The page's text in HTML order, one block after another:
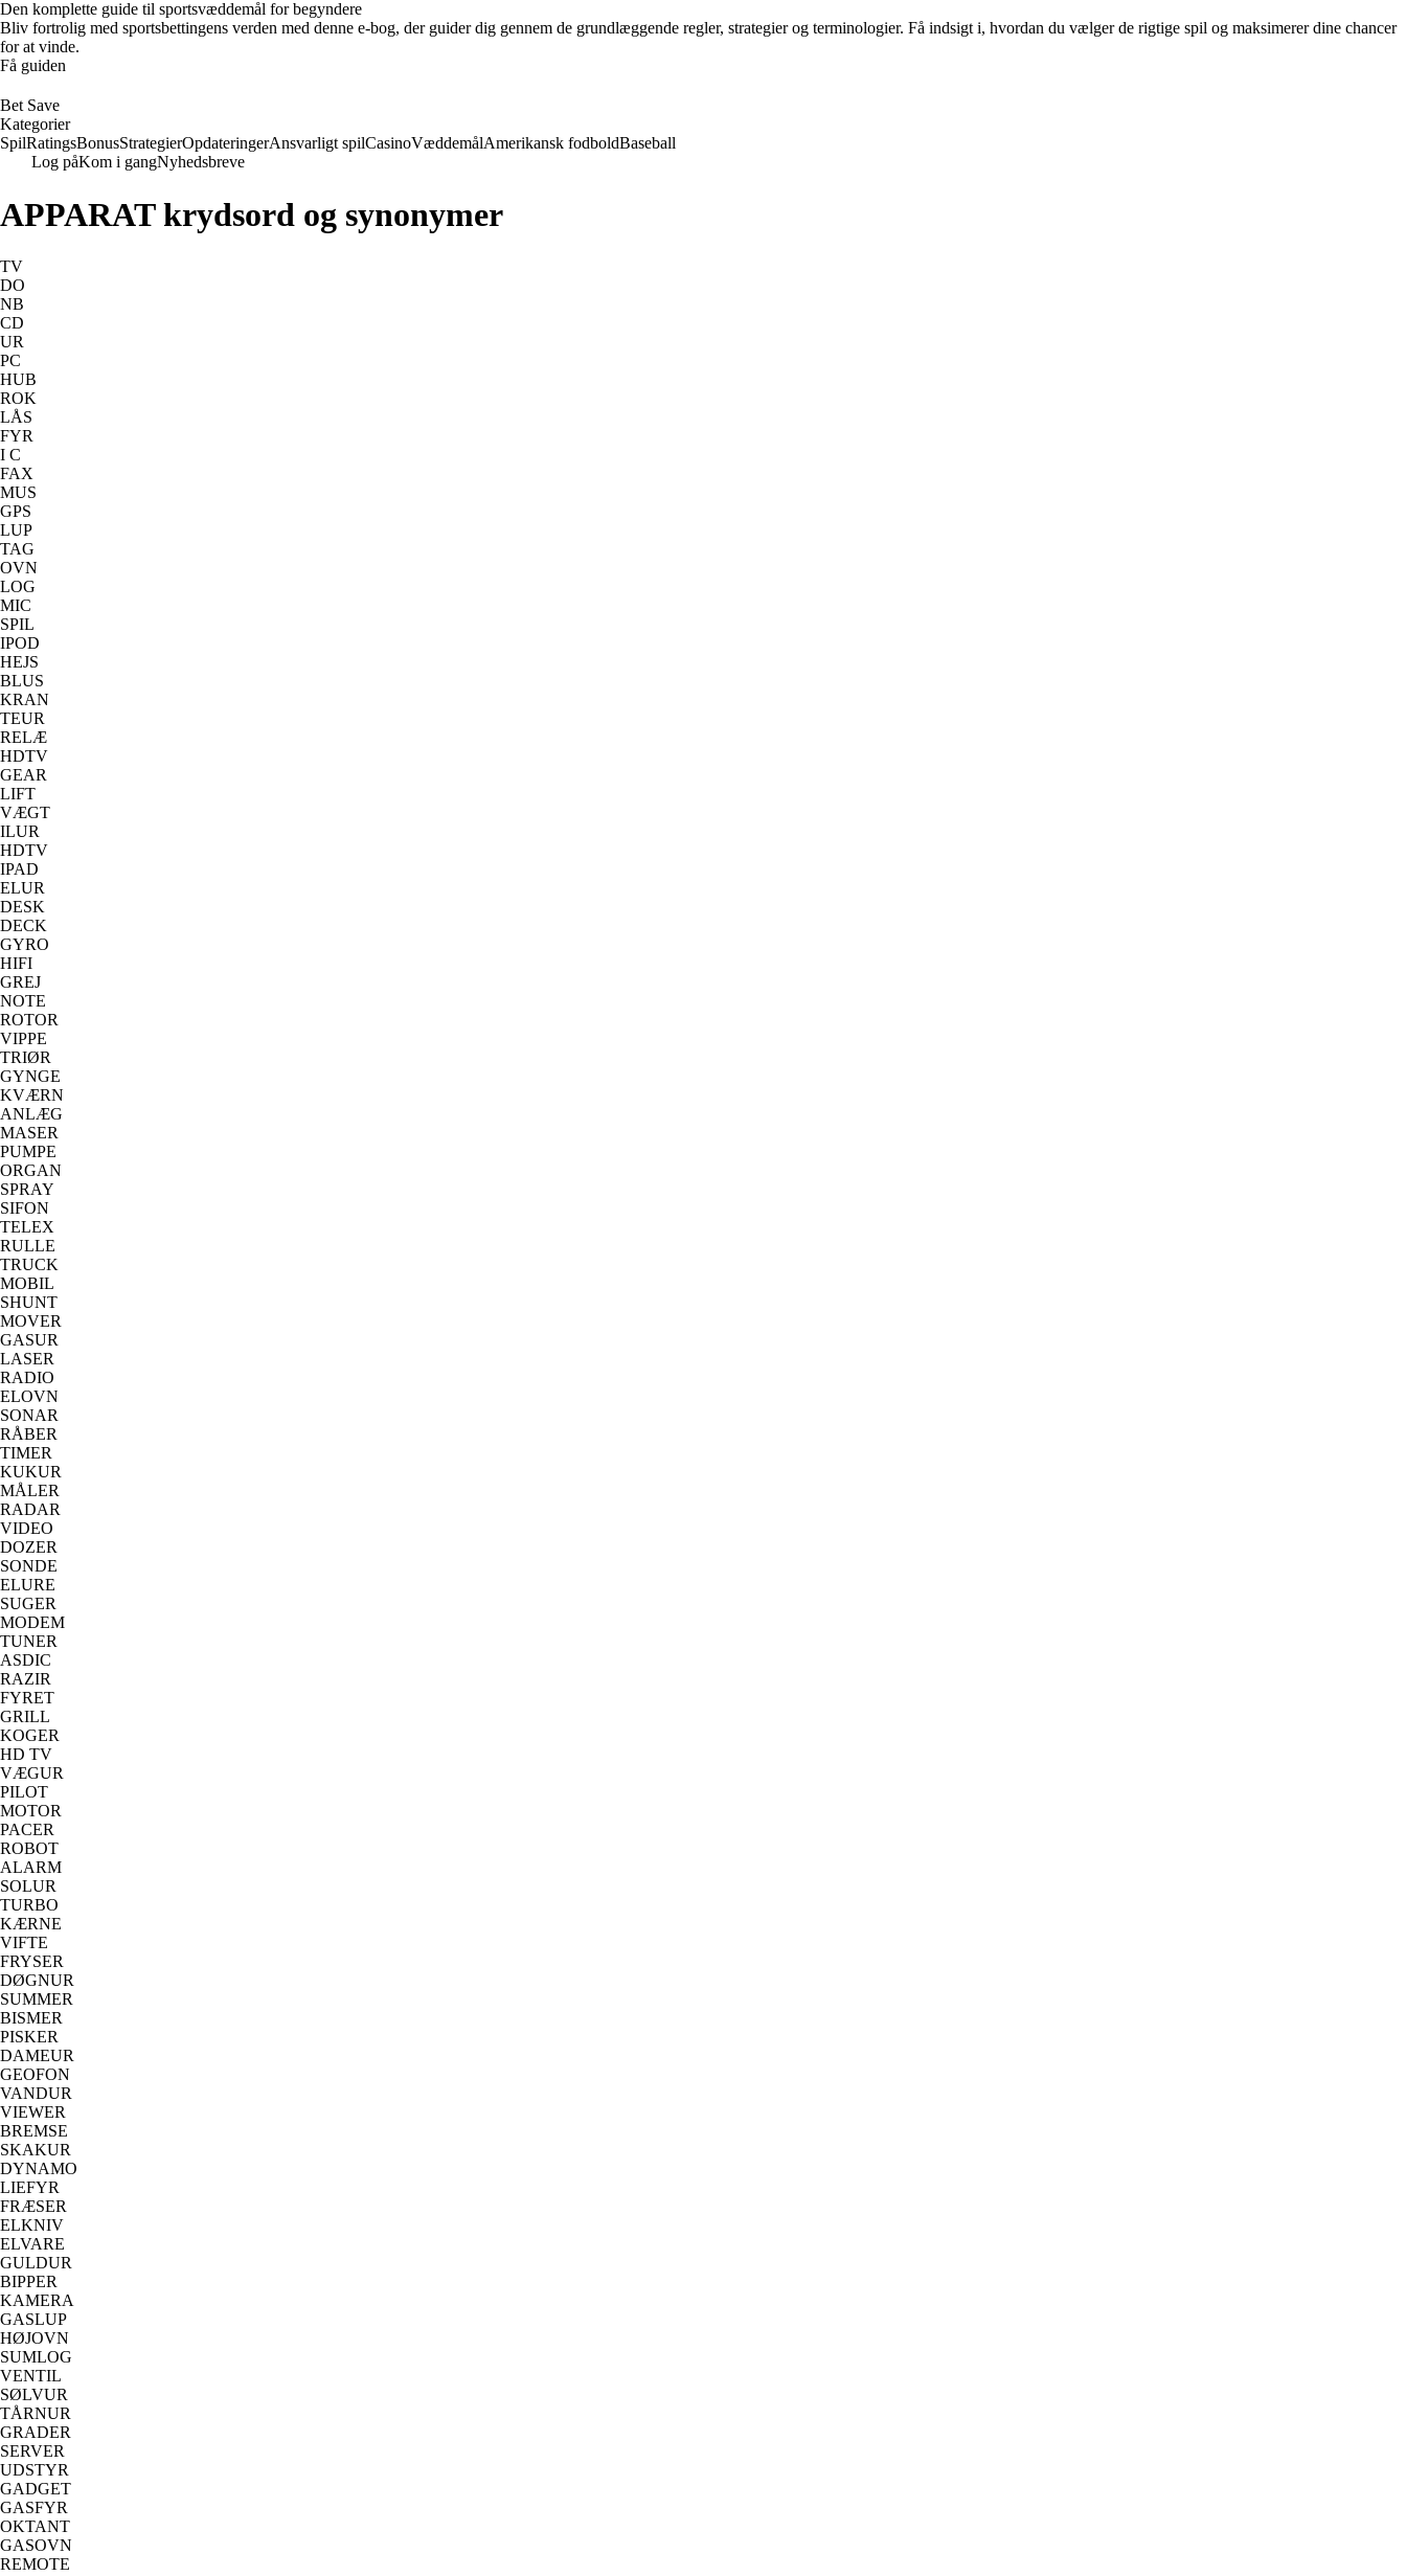
Den komplette guide til sportsvæddemål for begyndere
Bliv fortrolig med sportsbettingens verden med denne e-bog, der guider dig gennem de grundlæggende regler, strategier og terminologier. Få indsigt i, hvordan du vælger de rigtige spil og maksimerer dine chancer
for at vinde.
Få guiden
Bet Save
Kategorier
SpilRatingsBonusStrategierOpdateringerAnsvarligt spilCasinoVæddemålAmerikansk fodboldBaseball
Log påKom i gangNyhedsbreve
APPARAT krydsord og synonymer
TV
DO
NB
CD
UR
PC
HUB
ROK
LÅS
FYR
I C
FAX
MUS
GPS
LUP
TAG
OVN
LOG
MIC
SPIL
IPOD
HEJS
BLUS
KRAN
TEUR
RELÆ
HDTV
GEAR
LIFT
VÆGT
ILUR
HDTV
IPAD
ELUR
DESK
DECK
GYRO
HIFI
GREJ
NOTE
ROTOR
VIPPE
TRIØR
GYNGE
KVÆRN
ANLÆG
MASER
PUMPE
ORGAN
SPRAY
SIFON
TELEX
RULLE
TRUCK
MOBIL
SHUNT
MOVER
GASUR
LASER
RADIO
ELOVN
SONAR
RÅBER
TIMER
KUKUR
MÅLER
RADAR
VIDEO
DOZER
SONDE
ELURE
SUGER
MODEM
TUNER
ASDIC
RAZIR
FYRET
GRILL
KOGER
HD TV
VÆGUR
PILOT
MOTOR
PACER
ROBOT
ALARM
SOLUR
TURBO
KÆRNE
VIFTE
FRYSER
DØGNUR
SUMMER
BISMER
PISKER
DAMEUR
GEOFON
VANDUR
VIEWER
BREMSE
SKAKUR
DYNAMO
LIEFYR
FRÆSER
ELKNIV
ELVARE
GULDUR
BIPPER
KAMERA
GASLUP
HØJOVN
SUMLOG
VENTIL
SØLVUR
TÅRNUR
GRADER
SERVER
UDSTYR
GADGET
GASFYR
OKTANT
GASOVN
REMOTE